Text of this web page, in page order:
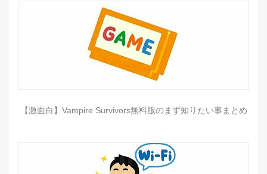
【激面白】Vampire Survivors無料版のまず知りたい事まとめ